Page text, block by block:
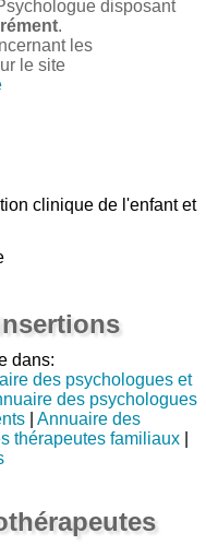
disposant
.
les
le site
clinique de l'enfant et
dans:
des psychologues et
des psychologues
|Annuaire des
thérapeutes familiaux